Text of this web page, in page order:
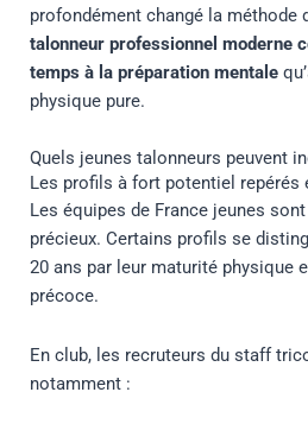
profondément changé la méthode
talonneur professionnel moderne
temps à la préparation mentale
physique pure.
Quels jeunes talonneurs peuvent
Les profils à fort potentiel repérés
Les équipes de France jeunes
précieux. Certains profils se
20 ans par leur maturité physique
précoce.
En club, les recruteurs du staff
notamment :